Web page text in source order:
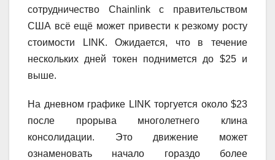
сотрудничество Chainlink с правительством
США всё ещё может привести к резкому росту
стоимости LINK. Ожидается, что в течение
нескольких дней токен поднимется до $25 и
выше.
На дневном графике LINK торгуется около $23
после прорыва многолетнего клина
консолидации. Это движение может
ознаменовать начало гораздо более